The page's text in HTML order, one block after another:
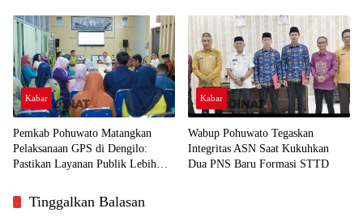
Kabar
Pemkab Pohuwato Matangkan
Pelaksanaan GPS di Dengilo:
Pastikan Layanan Publik Lebih
Kabar
Wabup Pohuwato Tegaskan
Integritas ASN Saat Kukuhkan
Dua PNS Baru Formasi STTD
Tinggalkan Balasan